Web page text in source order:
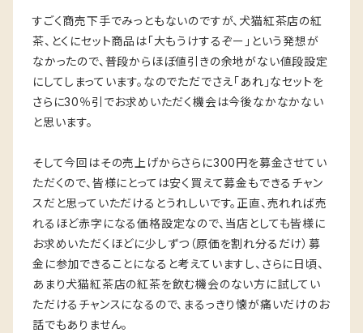
すごく商売下手でみっともないのですが、犬猫紅茶店の紅
茶、とくにセット商品は「大もうけするぞー」という発想が
なかったので、普段からほぼ値引きの余地がない値段設定
にしてしまっています。なのでただでさえ「あれ」なセットを
さらに30％引でお求めいただく機会は今後なかなかない
と思います。
そして今回はその売上げからさらに300円を募金させてい
ただくので、皆様にとっては安く買えて募金もできるチャン
スだと思っていただけるとうれしいです。正直、売れれば売
れるほど赤字になる価格設定なので、当店としても皆様に
お求めいただくほどに少しずつ（原価を割れ分るだけ）募
金に参加できることになると考えていますし、さらに日頃、
あまり犬猫紅茶店の紅茶を飲む機会のない方に試してい
ただけるチャンスになるので、まるっきり懐が痛いだけのお
話でもありません。